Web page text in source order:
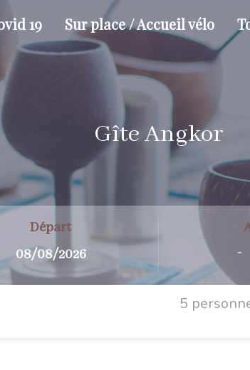
19 Sur place / Accueil vélo
Gîte Angkor
Départ
-
5